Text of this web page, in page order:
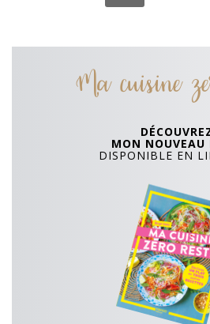
Ma cuisine
MON NOUVEAU
DISPONIBLE EN